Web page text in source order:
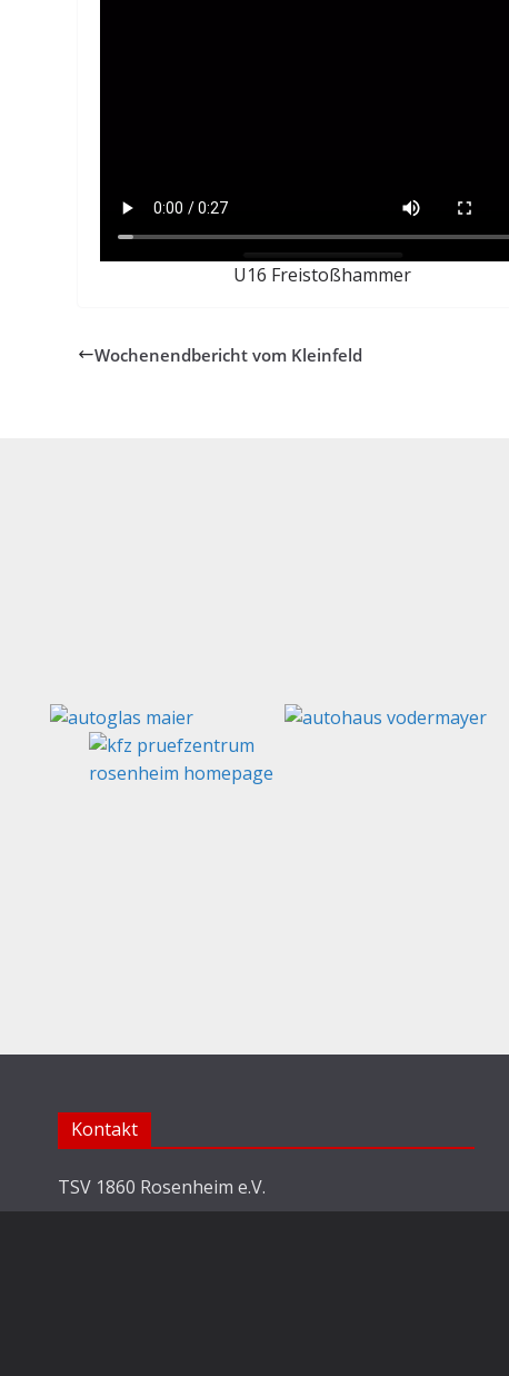
U16 Freistoßhammer
Wochenendbericht vom Kleinfeld
Kontakt
TSV 1860 Rosenheim e.V.
Abteilung Fussball